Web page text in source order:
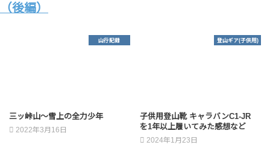
（後編）
山行記録
三ッ峠山～雪上の全力少年
2022年3月16日
登山ギア(子供用)
子供用登山靴 キャラバンC1-JR
を1年以上履いてみた感想など
2024年1月23日